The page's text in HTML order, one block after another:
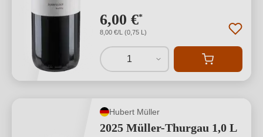
6,00 €*
8,00 €/L (0,75 L)
1
Hubert Müller
2025 Müller-Thurgau 1,0 L